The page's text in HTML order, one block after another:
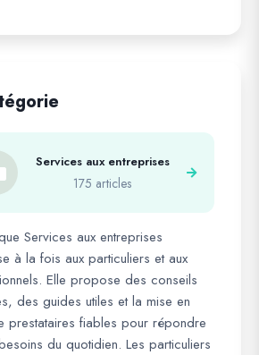
Services aux entreprises
175 articles
Services aux entreprises
à la fois aux particuliers et aux
Elle propose des conseils
des guides utiles et la mise en
prestataires fiables pour répondre
du quotidien. Les particuliers